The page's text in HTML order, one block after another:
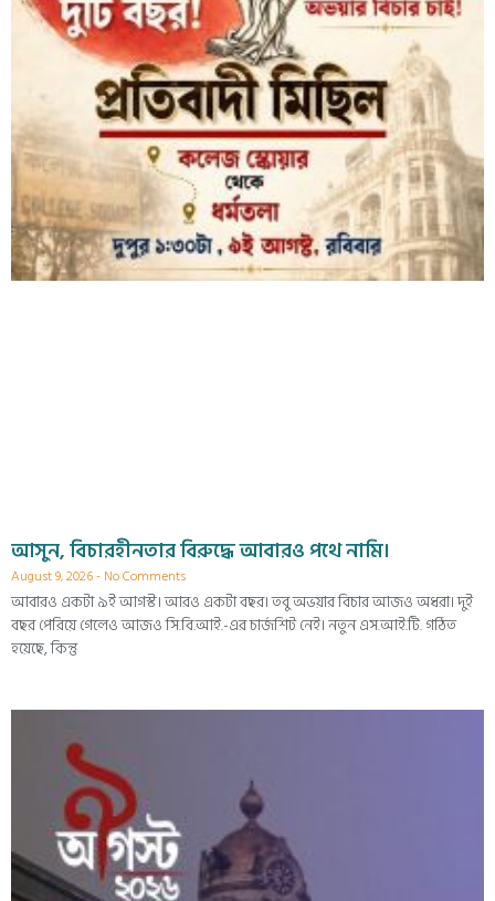
আসুন, বিচারহীনতার বিরুদ্ধে আবারও পথে নামি।
August 9, 2026 No Comments
আবারও একটা ৯ই আগস্ট। আরও একটা বছর। তবু অভয়ার বিচার আজও অধরা। দুই
বছর পেরিয়ে গেলেও আজও সি.বি.আই.-এর চার্জশিট নেই। নতুন এস.আই.টি. গঠিত
হয়েছে, কিন্তু